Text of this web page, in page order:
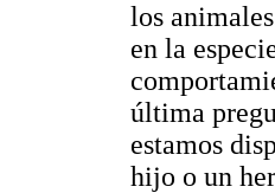
los
en la
última
estamos
hijo o un